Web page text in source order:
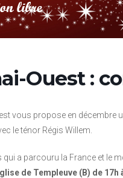
Ouest :
vous propose en
le ténor Régis Willem.
qui a parcouru la France et le
de Templeuve (B) de 17h